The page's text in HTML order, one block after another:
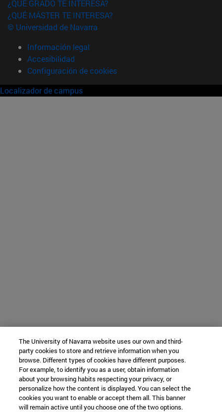
¿QUÉ GRADO TE INTERESA?
¿QUÉ MÁSTER TE INTERESA?
© Universidad de Navarra
Información legal
Accesibilidad
Configuración de cookies
Localizador de campus
The University of Navarra website uses our own and third-
party cookies to store and retrieve information when you
browse. Different types of cookies have different purposes.
For example, to identify you as a user, obtain information
about your browsing habits respecting your privacy, or
personalize how the content is displayed. You can select the
cookies you want to enable or accept them all. This banner
will remain active until you choose one of the two options.